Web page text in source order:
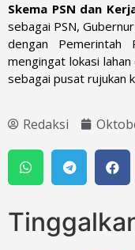
Skema PSN dan
sebagai PSN,
dengan Pemerintah
mengingat lokasi
sebagai pusat rujukan
Redaksi